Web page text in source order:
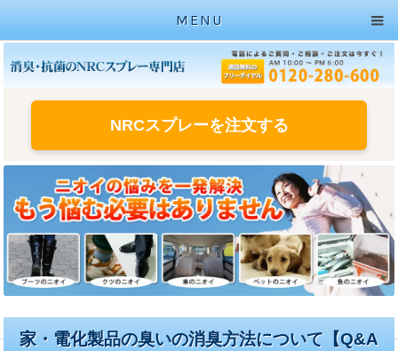
MENU
NRCスプレーを注文する
家・電化製品の臭いの消臭方法について【Q&A